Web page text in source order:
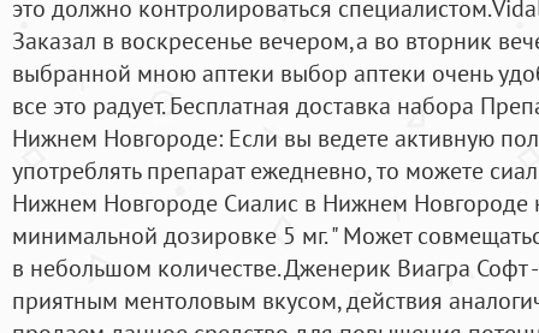
это должно контролироваться
Заказал в воскресенье вечером,а во вторник
выбранной мною аптеки выбор аптеки очень
все это радует. Бесплатная доставка набора
Нижнем Новгороде: Если вы ведете активную
употреблять препарат ежедневно, то можете
Нижнем Новгороде Сиалис в Нижнем Новгороде
минимальной дозировке 5 мг. " Может
в небольшом количестве. Дженерик Виагра Софт
приятным ментоловым вкусом, действия